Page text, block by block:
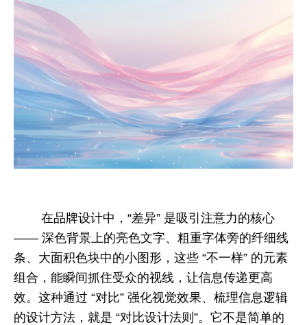
在品牌设计中，“差异” 是吸引注意力的核心
—— 深色背景上的亮色文字、粗重字体旁的纤细线
条、大面积色块中的小图形，这些 “不一样” 的元素
组合，能瞬间抓住受众的视线，让信息传递更高
效。这种通过 “对比” 强化视觉效果、梳理信息逻辑
的设计方法，就是 “对比设计法则”。它不是简单的